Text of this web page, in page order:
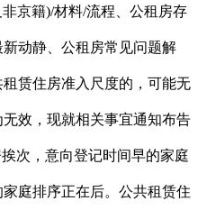
京籍)/材料/流程、公租房存
动静、公租房常见问题解
赁住房准入尺度的，可能无
效，现就相关事宜通知布告
次，意向登记时间早的家庭
庭排序正在后。公共租赁住